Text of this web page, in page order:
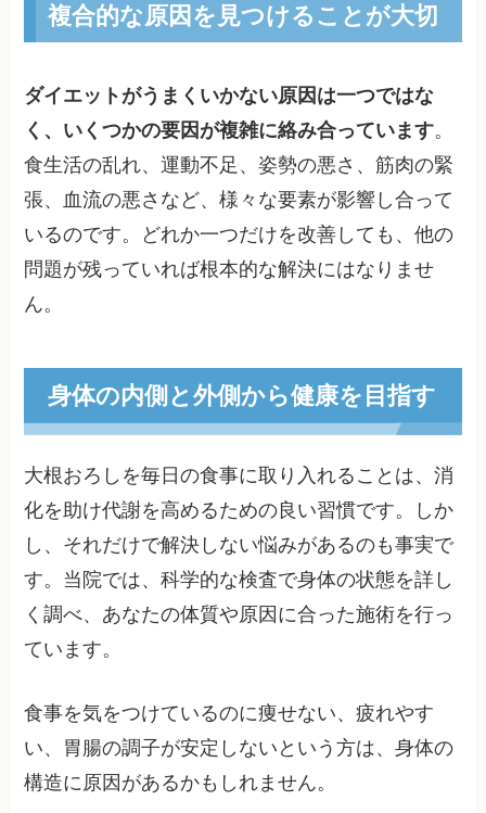
複合的な原因を見つけることが大切
ダイエットがうまくいかない原因は一つではな
く、いくつかの要因が複雑に絡み合っています。
食生活の乱れ、運動不足、姿勢の悪さ、筋肉の緊
張、血流の悪さなど、様々な要素が影響し合って
いるのです。どれか一つだけを改善しても、他の
問題が残っていれば根本的な解決にはなりませ
ん。
身体の内側と外側から健康を目指す
大根おろしを毎日の食事に取り入れることは、消
化を助け代謝を高めるための良い習慣です。しか
し、それだけで解決しない悩みがあるのも事実で
す。当院では、科学的な検査で身体の状態を詳し
く調べ、あなたの体質や原因に合った施術を行っ
ています。
食事を気をつけているのに痩せない、疲れやす
い、胃腸の調子が安定しないという方は、身体の
構造に原因があるかもしれません。